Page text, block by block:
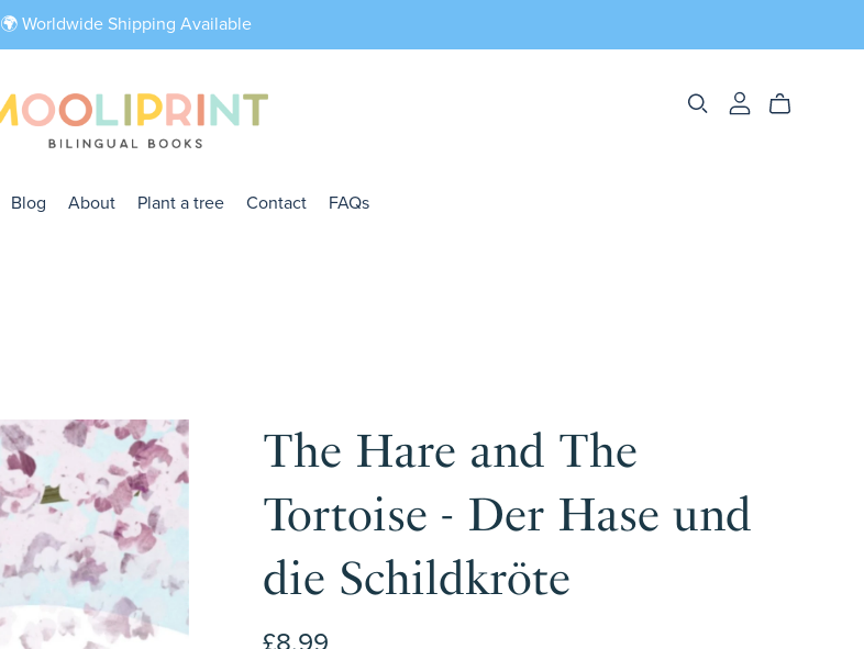
🌍 Worldwide Shipping Available
Blog About Plant a tree Contact FAQs
The Hare and The
Tortoise - Der Hase und
die Schildkröte